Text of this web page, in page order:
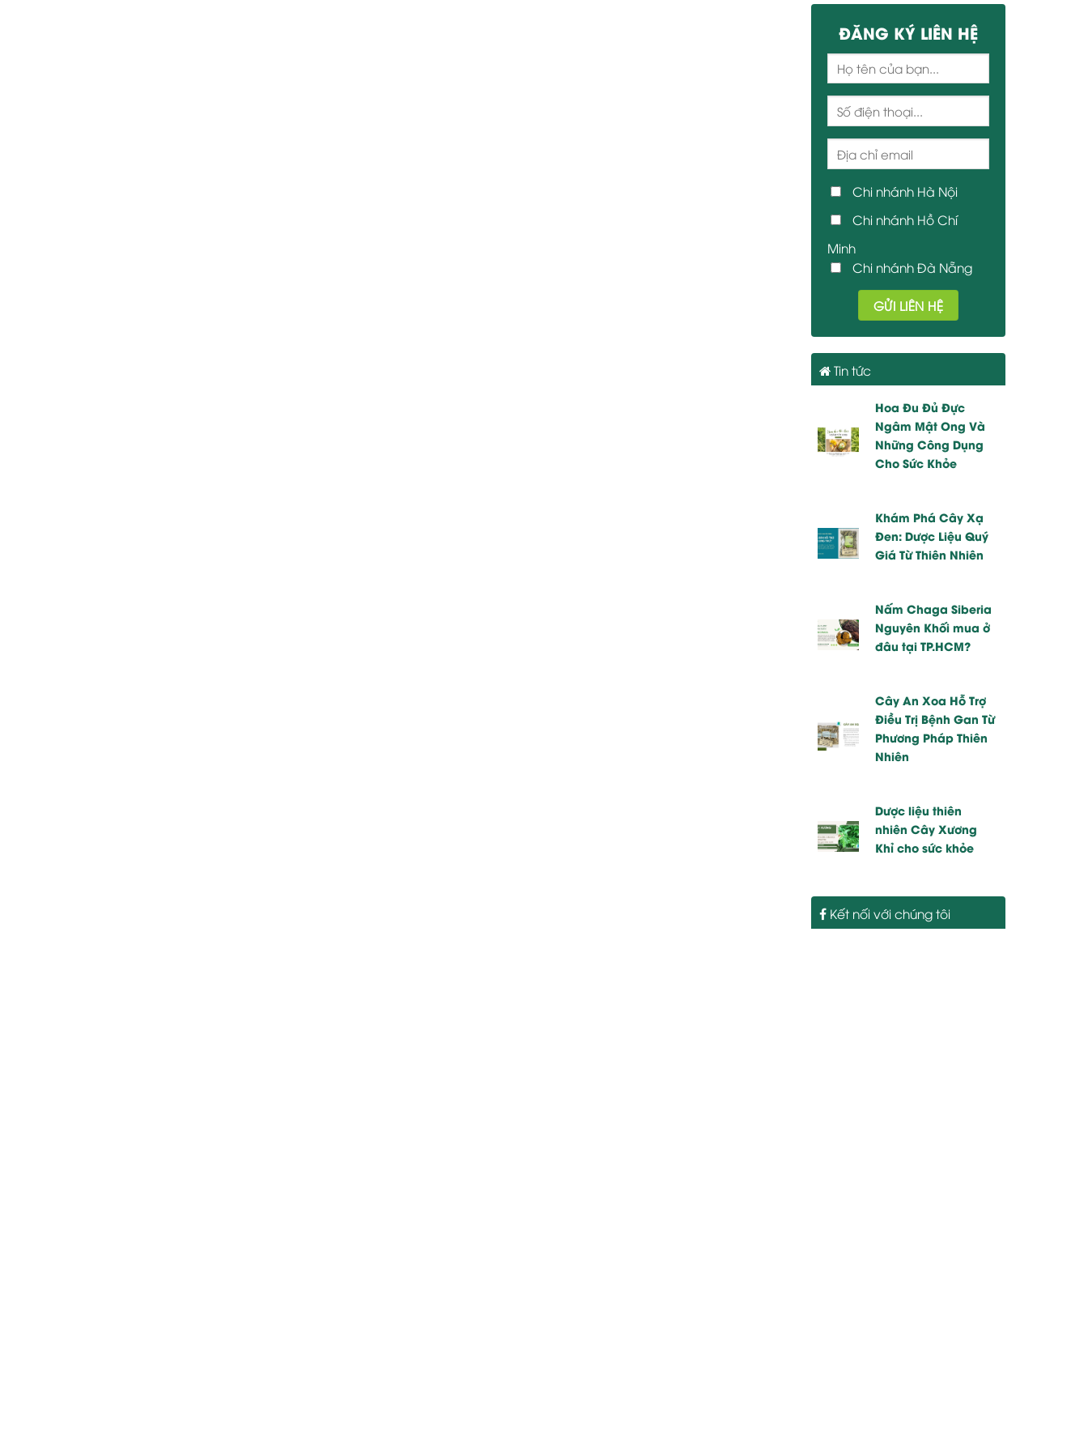
ĐĂNG KÝ LIÊN HỆ
Chi nhánh Hà Nội
Chi nhánh Hồ Chí
Minh
Chi nhánh Đà Nẵng
Tin tức
Hoa Đu Đủ Đực
Ngâm Mật Ong Và
Những Công Dụng
Cho Sức Khỏe
Khám Phá Cây Xạ
Đen: Dược Liệu Quý
Giá Từ Thiên Nhiên
Nấm Chaga Siberia
Nguyên Khối mua ở
đâu tại TP.HCM?
Cây An Xoa Hỗ Trợ
Điều Trị Bệnh Gan Từ
Phương Pháp Thiên
Nhiên
Dược liệu thiên
nhiên Cây Xương
Khỉ cho sức khỏe
Kết nối với chúng tôi